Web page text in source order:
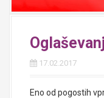
17.02.2017
Eno od pogostih